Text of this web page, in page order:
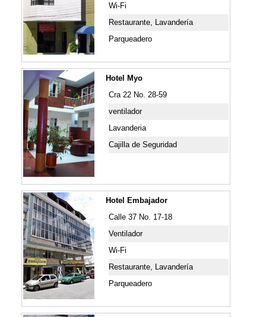
Wi-Fi
Restaurante, Lavandería
Parqueadero
Hotel Myo
Cra 22 No. 28-59
ventilador
Lavanderia
Cajilla de Seguridad
Hotel Embajador
Calle 37 No. 17-18
Ventilador
Wi-Fi
Restaurante, Lavandería
Parqueadero